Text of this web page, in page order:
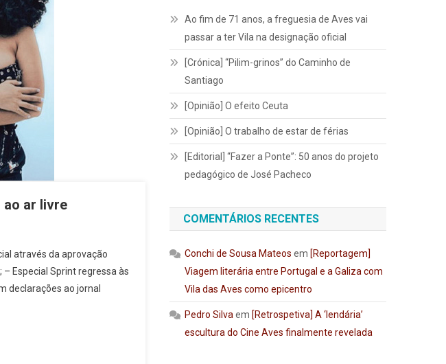
projeto pedagógico de José Pacheco
com muito para fruir ao ar livre
ao ar livre
através da aprovação
Especial Sprint regressa às
declarações ao jornal
Ao fim de 71 anos, a freguesia de Aves vai
passar a ter Vila na designação oficial
[Crónica] “Pilim-grinos” do Caminho de
Santiago
[Opinião] O efeito Ceuta
[Opinião] O trabalho de estar de férias
[Editorial] “Fazer a Ponte”: 50 anos do projeto
pedagógico de José Pacheco
COMENTÁRIOS RECENTES
Conchi de Sousa Mateos em [Reportagem]
Viagem literária entre Portugal e a Galiza com
Vila das Aves como epicentro
Pedro Silva em [Retrospetiva] A ‘lendária’
escultura do Cine Aves finalmente revelada